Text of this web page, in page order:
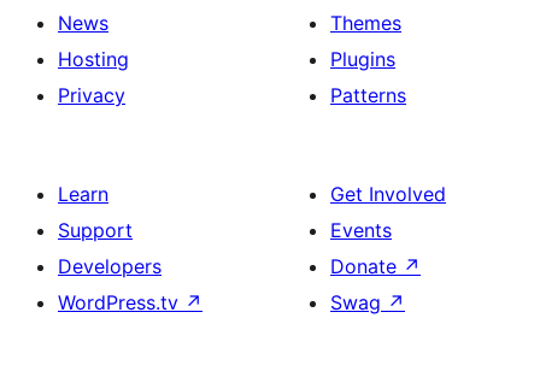
News
Hosting
Privacy
Themes
Plugins
Patterns
Learn
Support
Developers
WordPress.tv ↗
Get Involved
Events
Donate ↗
Swag ↗